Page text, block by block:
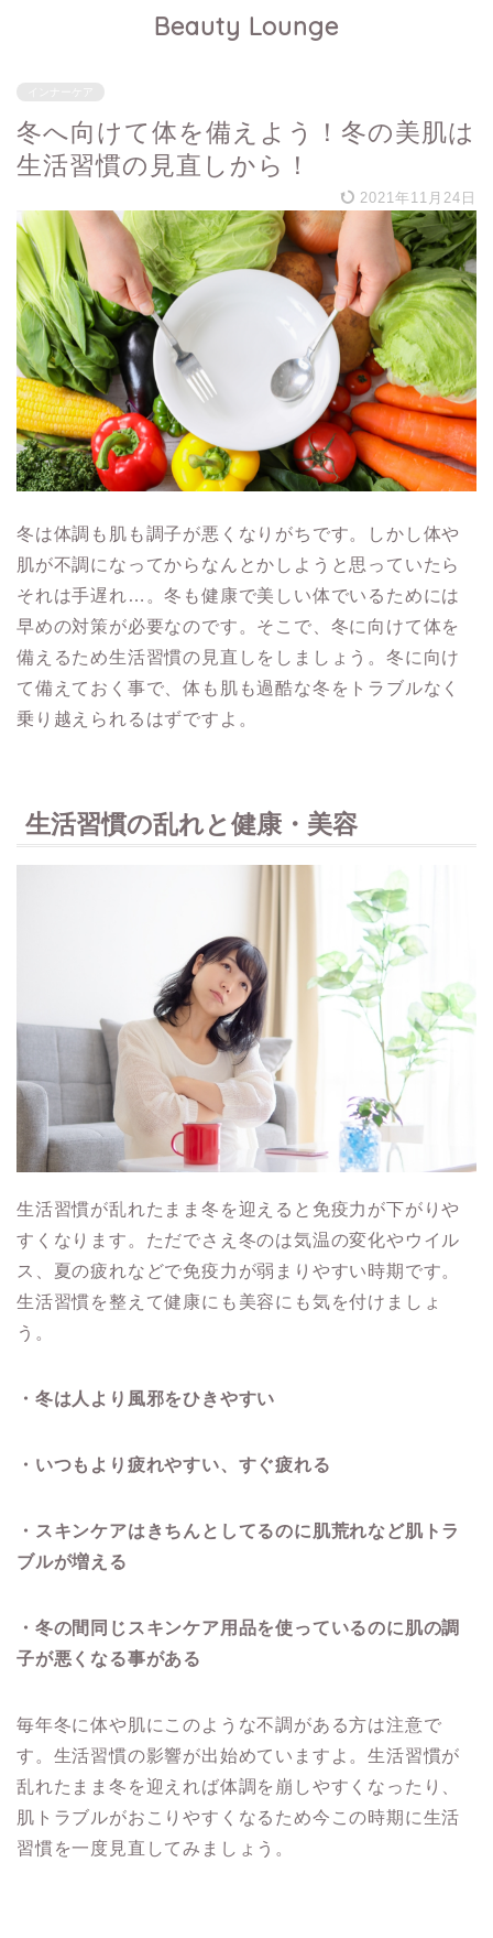
Beauty Lounge
冬へ向けて体を備えよう！冬の美肌は
生活習慣の見直しから！
2021年11月24日
冬は体調も肌も調子が悪くなりがちです。しかし体や
肌が不調になってからなんとかしようと思っていたら
それは手遅れ…。冬も健康で美しい体でいるためには
早めの対策が必要なのです。そこで、冬に向けて体を
備えるため生活習慣の見直しをしましょう。冬に向け
て備えておく事で、体も肌も過酷な冬をトラブルなく
乗り越えられるはずですよ。
生活習慣の乱れと健康・美容
生活習慣が乱れたまま冬を迎えると免疫力が下がりや
すくなります。ただでさえ冬のは気温の変化やウイル
ス、夏の疲れなどで免疫力が弱まりやすい時期です。
生活習慣を整えて健康にも美容にも気を付けましょ
う。
・冬は人より風邪をひきやすい
・いつもより疲れやすい、すぐ疲れる
・スキンケアはきちんとしてるのに肌荒れなど肌トラ
ブルが増える
・冬の間同じスキンケア用品を使っているのに肌の調
子が悪くなる事がある
毎年冬に体や肌にこのような不調がある方は注意で
す。生活習慣の影響が出始めていますよ。生活習慣が
乱れたまま冬を迎えれば体調を崩しやすくなったり、
肌トラブルがおこりやすくなるため今この時期に生活
習慣を一度見直してみましょう。